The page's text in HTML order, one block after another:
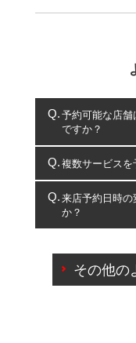
予約可能な店
ですか？
コクピット・タ
複数サービスを
複数サービスの
一部の商品・サー
出来ないものもござ
来店予約日時の
か？
ご来店予約日の
の日時変更に
その他の